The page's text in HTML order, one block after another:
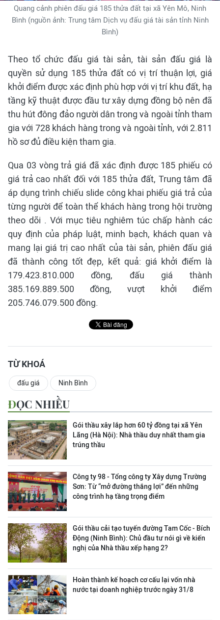
Quang cảnh phiên đấu giá 185 thửa đất tại xã Yên Mô, Ninh
Bình (nguồn ảnh: Trung tâm Dịch vụ đấu giá tài sản tỉnh Ninh
Bình)
Theo tổ chức đấu giá tài sản, tài sản đấu giá là
quyền sử dụng 185 thửa đất có vị trí thuận lợi, giá
khởi điểm được xác định phù hợp với vị trí khu đất, hạ
tầng kỹ thuật được đầu tư xây dựng đồng bộ nên đã
thu hút đông đảo người dân trong và ngoài tỉnh tham
gia với 728 khách hàng trong và ngoài tỉnh, với 2.811
hồ sơ đủ điều kiện tham gia.
Qua 03 vòng trả giá đã xác định được 185 phiếu có
giá trả cao nhất đối với 185 thửa đất, Trung tâm đã
áp dụng trình chiếu slide công khai phiếu giá trả của
từng người để toàn thể khách hàng trong hội trường
theo dõi . Với mục tiêu nghiêm túc chấp hành các
quy định của pháp luật, minh bạch, khách quan và
mang lại giá trị cao nhất của tài sản, phiên đấu giá
đã thành công tốt đẹp, kết quả: giá khởi điểm là
179.423.810.000 đồng, đấu giá thành
385.169.889.500 đồng, vượt khởi điểm
205.746.079.500 đồng.
TỪ KHOÁ
đấu giá Ninh Bình
ĐỌC NHIỀU
Gói thầu xây lắp hơn 60 tỷ đồng tại xã Yên
Lãng (Hà Nội): Nhà thầu duy nhất tham gia
trúng thầu
Công ty 98 - Tổng công ty Xây dựng Trường
Sơn: Từ “mở đường thắng lợi” đến những
công trình hạ tầng trọng điểm
Gói thầu cải tạo tuyến đường Tam Cốc - Bích
Động (Ninh Bình): Chủ đầu tư nói gì về kiến
nghị của Nhà thầu xếp hạng 2?
Hoàn thành kế hoạch cơ cấu lại vốn nhà
nước tại doanh nghiệp trước ngày 31/8